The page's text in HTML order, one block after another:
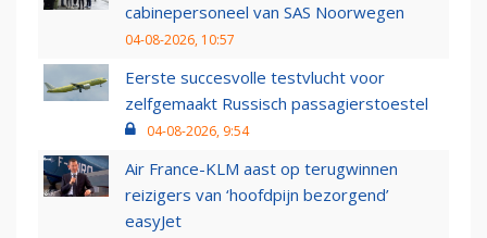
cabinepersoneel van SAS Noorwegen
04-08-2026, 10:57
Eerste succesvolle testvlucht voor
zelfgemaakt Russisch passagierstoestel
04-08-2026, 9:54
Air France-KLM aast op terugwinnen
reizigers van ‘hoofdpijn bezorgend’
easyJet